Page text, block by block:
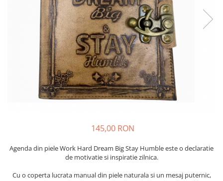
145,00 RON
Agenda din piele Work Hard Dream Big Stay Humble este o declaratie
de motivatie si inspiratie zilnica.
Cu o coperta lucrata manual din piele naturala si un mesaj puternic,